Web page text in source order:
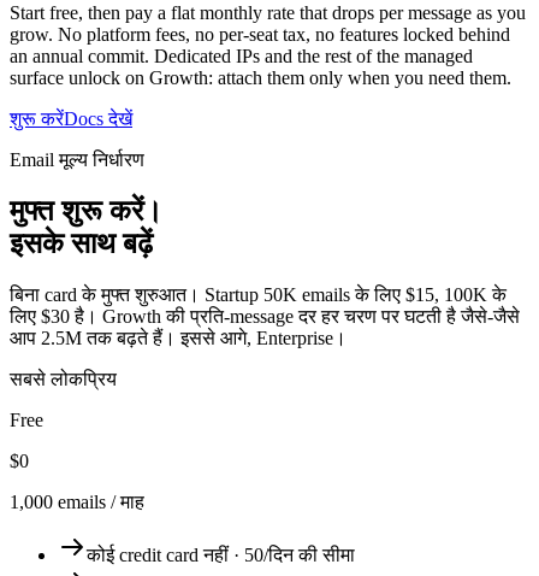
Start free, then pay a flat monthly rate that drops per message as you
grow. No platform fees, no per-seat tax, no features locked behind
an annual commit. Dedicated IPs and the rest of the managed
surface unlock on Growth: attach them only when you need them.
शुरू करेंDocs देखें
Email मूल्य निर्धारण
मुफ्त शुरू करें।
इसके साथ बढ़ें
बिना card के मुफ्त शुरुआत। Startup 50K emails के लिए $15, 100K के
लिए $30 है। Growth की प्रति-message दर हर चरण पर घटती है जैसे-जैसे
आप 2.5M तक बढ़ते हैं। इससे आगे, Enterprise।
सबसे लोकप्रिय
Free
$0
1,000 emails / माह
कोई credit card नहीं · 50/दिन की सीमा